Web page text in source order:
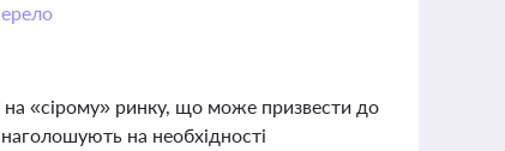
на «сірому» ринку, що може призвести до
на необхідності